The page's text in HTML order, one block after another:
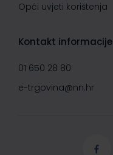
Opći uvjeti korištenja
Kontakt informacije
01 650 28 80
e-trgovina@nn.hr